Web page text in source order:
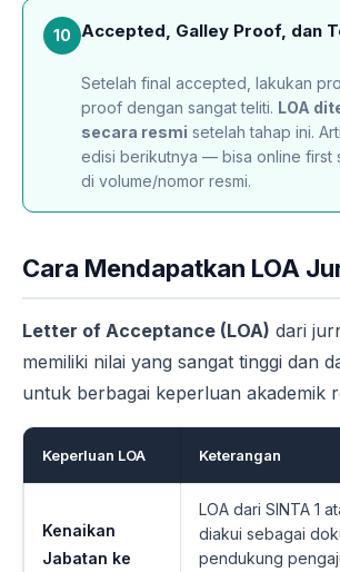
10 Accepted, Galley Proof, dan
Setelah final accepted, lakukan
proof dengan sangat teliti. LOA
secara resmi setelah tahap ini.
edisi berikutnya — bisa online first
di volume/nomor resmi.
Cara Mendapatkan LOA
Letter of Acceptance (LOA) dari
memiliki nilai yang sangat tinggi dan
untuk berbagai keperluan akademik
Keperluan LOA Keterangan
Kenaikan
Jabatan ke
LOA dari SINTA 1
diakui sebagai
pendukung